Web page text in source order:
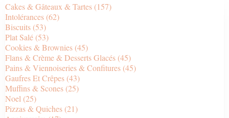
Cakes & Gâteaux & Tartes (157)
Intolérances (62)
Biscuits (53)
Plat Salé (53)
Cookies & Brownies (45)
Flans & Crème & Desserts Glacés (45)
Pains & Viennoiseries & Confitures (45)
Gaufres Et Crêpes (43)
Muffins & Scones (25)
Noel (25)
Pizzas & Quiches (21)